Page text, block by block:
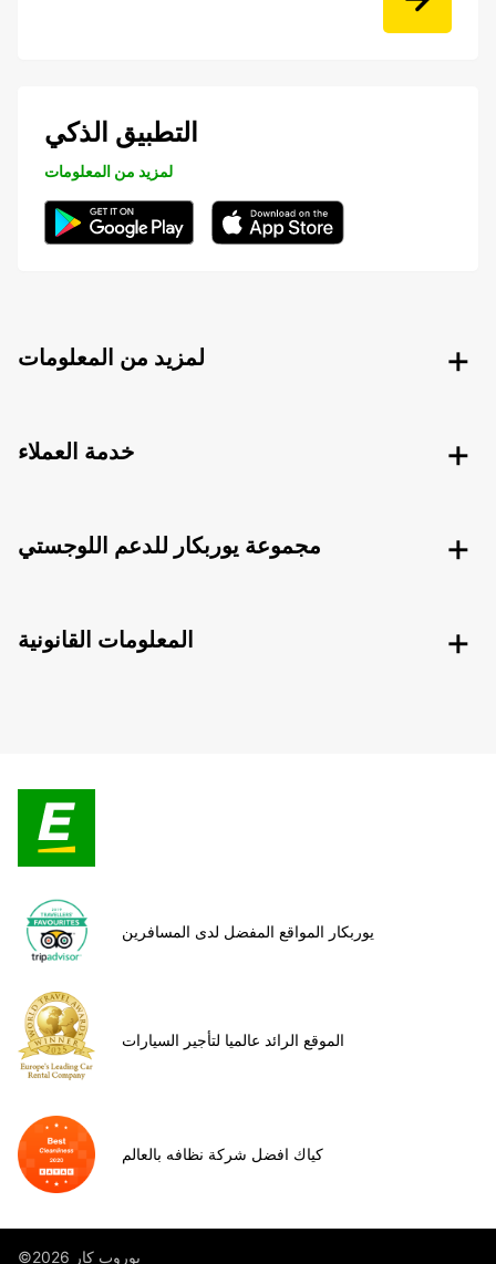
التطبيق الذكي
لمزيد من المعلومات
لمزيد من المعلومات
خدمة العملاء
مجموعة يوربكار للدعم اللوجستي
المعلومات القانونية
يوربكار المواقع المفضل لدى المسافرين
الموقع الرائد عالميا لتأجير السيارات
كياك افضل شركة نظافه بالعالم
©يوروب كار 2026